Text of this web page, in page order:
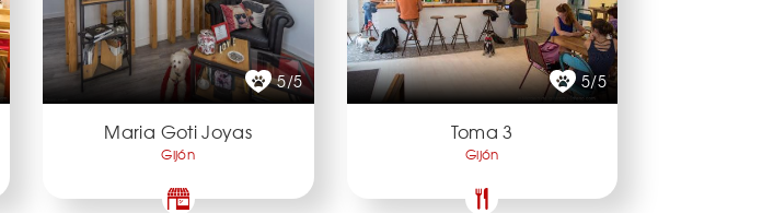
5/5
Maria Goti Joyas
Gijón
5/5
Toma 3
Gijón